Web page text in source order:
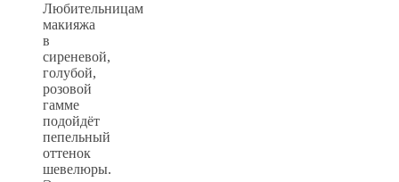
Любительницам
макияжа
в
сиреневой,
голубой,
розовой
гамме
подойдёт
пепельный
оттенок
шевелюры.